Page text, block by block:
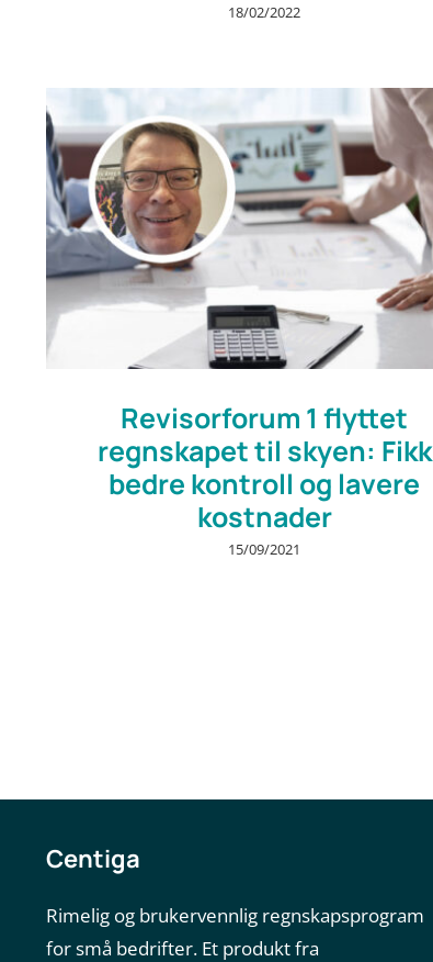
18/02/2022
Revisorforum 1 flyttet
regnskapet til skyen: Fikk
bedre kontroll og lavere
kostnader
15/09/2021
Centiga
Rimelig og brukervennlig regnskapsprogram
for små bedrifter. Et produkt fra